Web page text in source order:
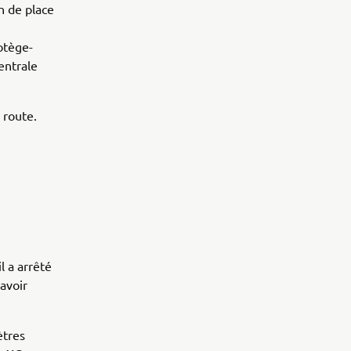
de place
route.
a arrêté